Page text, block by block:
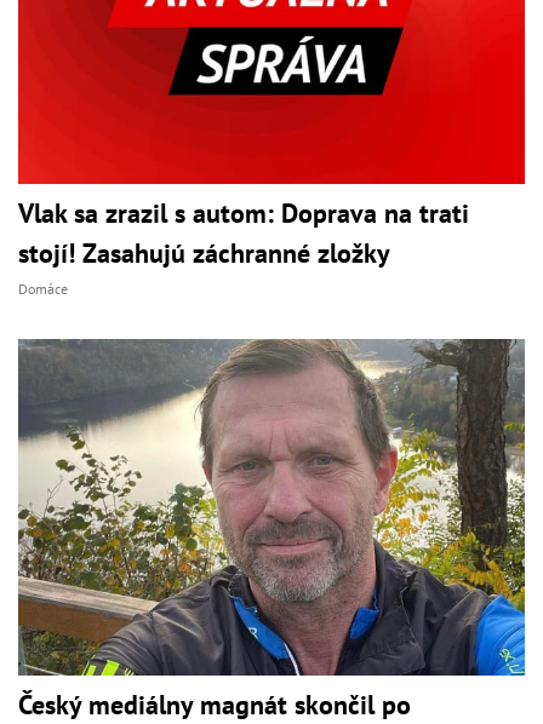
Vlak sa zrazil s autom: Doprava na trati
stojí! Zasahujú záchranné zložky
Domáce
Český mediálny magnát skončil po